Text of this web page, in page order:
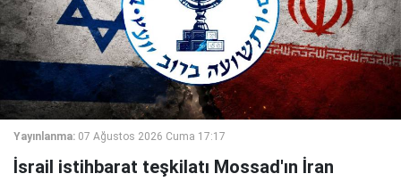
Yayınlanma: 07 Ağustos 2026 Cuma 17:17
İsrail istihbarat teşkilatı Mossad'ın İran